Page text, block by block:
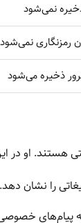
نمی‌شود
رمزنگاری نمی‌شود
ذخیره می‌شود
هستند. او در
را نشان